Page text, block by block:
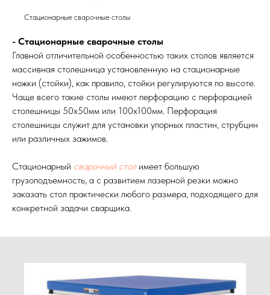
Стационарные сварочные столы
- Стационарные сварочные столы
Главной отличительной особенностью таких столов является
массивная столешница установленную на стационарные
ножки (стойки), как правило, стойки регулируются по высоте.
Чаще всего такие столы имеют перфорацию с перфорацией
столешницы 50х50мм или 100х100мм. Перфорация
столешницы служит для установки упорных пластин, струбцин
или различных зажимов.
Стационарный сварочный столимеет большую
грузоподъемность, а с развитием лазерной резки можно
заказать стол практически любого размера, подходящего для
конкретной задачи сварщика.